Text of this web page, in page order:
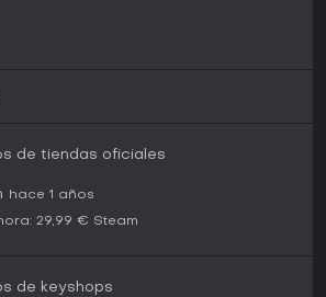
de tiendas oficiales
hace 1 años
29,99 € Steam
de keyshops